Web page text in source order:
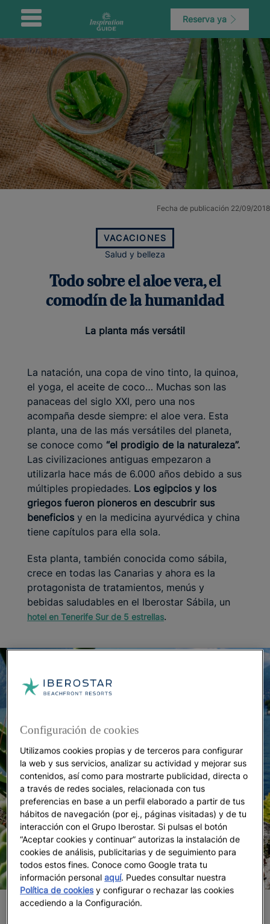
Reserva ya
Fecha de publicación 22/09/2018
VACACIONES
Salud y belleza
Todo sobre el aloe vera, el
comodín de la humanidad
La planta más versátil
La natación, una copa de vino tinto, la quinoa,
el yoga, el aceite de coco… Muchas son las
panaceas del siglo XXI, pero una nos
acompaña desde siempre: el aloe vera. Esta
planta, una de las más versátiles del planeta,
se conoce como “el prodigio de la naturaleza”.
Las civilizaciones antiguas empezaron a
utilizarla hace más de 6.000 años debido a sus
múltiples propiedades. Los egipcios y los
griegos fueron pioneros en descubrir sus
beneficios y en la medicina ayurvédica y china
tiene capítulos para ella sola.
Esta planta, también conocida como sábila,
crece en todas las Canarias y ahora es la
protagonista de tratamientos, menús y
bebidas saludables en el Iberostar Sábila, un
hotel en Tenerife Sur de 5 estrellas.
La fórmula de la panacea
Configuración de cookies
Utilizamos cookies propias y de terceros para configurar
la web y sus servicios, analizar su actividad y mejorar sus
contenidos, así como para mostrarte publicidad, directa o
a través de redes sociales, relacionada con tus
preferencias en base a un perfil elaborado a partir de tus
hábitos de navegación (por ej., páginas visitadas) y de tu
interacción con el Grupo Iberostar. Si pulsas el botón
“Aceptar cookies y continuar” autorizas la instalación de
cookies de análisis, publicitarias y de seguimiento para
todos estos fines. Conoce como Google trata tu
información personalaquí. Puedes consultar nuestra
Política de cookiesy configurar o rechazar las cookies
accediendo a la Configuración.